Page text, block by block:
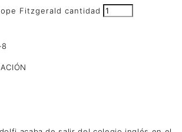
Fitzgerald cantidad